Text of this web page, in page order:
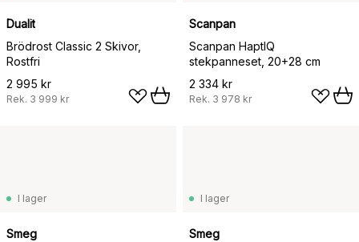
Dualit
Brödrost Classic 2 Skivor,
Rostfri
2 995 kr
Rek. 3 999 kr
Scanpan
Scanpan HaptIQ
stekpanneset, 20+28 cm
2 334 kr
Rek. 3 978 kr
I lager
Smeg
I lager
Smeg